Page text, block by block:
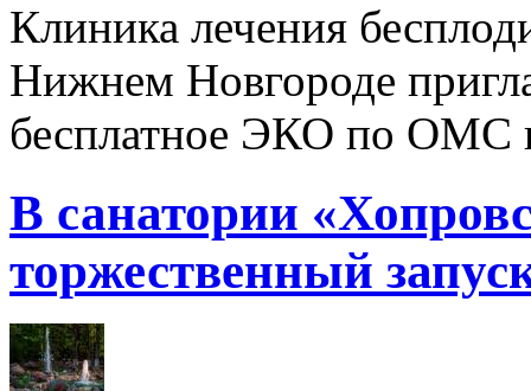
Клиника лечения
Нижнем Новгороде
бесплатное ЭКО по ОМС
В санатории
торжественный